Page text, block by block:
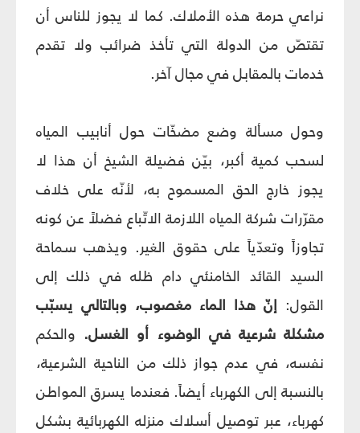
نراعي حرمة هذه الأملاك. كما لا يجوز للناس أن
تقتصّ من الدولة التي تأخذ ضرائب ولا تقدم
خدمات بالمقابل في مجال آخر.
وحول مسألة وضع مضخّات حول أنابيب المياه
لسحب كمية أكبر، بيّن فضيلة الشيخ أن هذا لا
يجوز خارج الحق المسموح به، لأنّه على خلاف
مقرّرات شركة المياه اللازمة الاتّباع فضلاً عن كونه
تجاوزاً وتعدّياً على حقوق الغير. ويذهب سماحة
السيد القائد الخامنئي دام ظله في ذلك إلى
القول: إنّ هذا الماء مغصوب، وبالتالي يسبّب
مشكلة شرعية في الوضوء أو الغسل. والحكم
نفسه، في عدم جواز ذلك من الناحية الشرعية،
بالنسبة إلى الكهرباء أيضاً. فعندما يسرق المواطن
كهرباء، عبر توصيل أسلاك منزله الكهربائية بشكل